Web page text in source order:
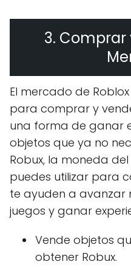
3. Comprar
El mercado de
para comprar y
una forma de ganar
objetos que ya no
Robux, la moneda
puedes utilizar para
te ayuden a avanzar
juegos y ganar
Vende objetos
obtener Robux.